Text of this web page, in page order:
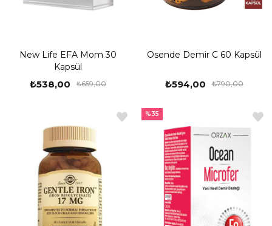
New Life EFA Mom 30
Kapsül
₺538,00 ₺659,00
Osende Demir C 60 Kapsül
₺594,00 ₺790,00
%35